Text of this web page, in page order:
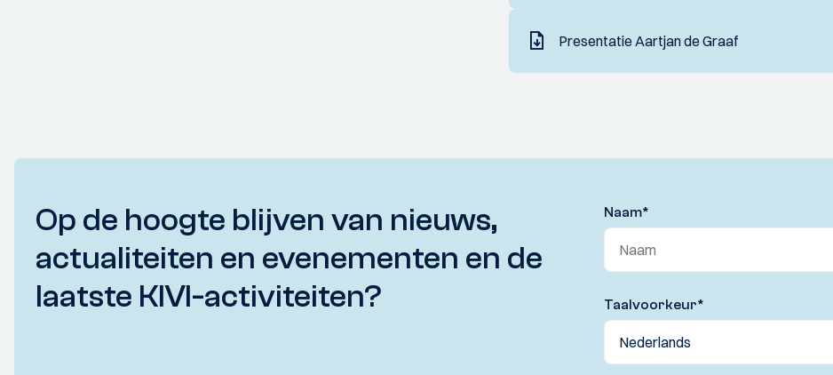
Presentatie Aartjan de Graaf
Op de hoogte blijven van nieuws,
actualiteiten en evenementen en de
laatste KIVI-activiteiten?
Naam*
Taalvoorkeur*